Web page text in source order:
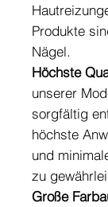
Produkte
Nägel.
Höchste
unserer
sorgfältig
höchste
und
zu
Große